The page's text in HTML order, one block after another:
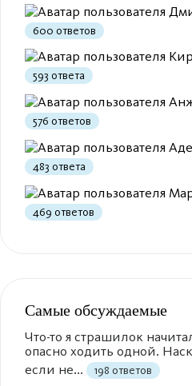
Полезно 1 Не очень
600 ответов
593 ответа
576 ответов
483 ответа
469 ответов
Самые обсуждаемые
Что-то я страшилок
опасно ходить одной.
если не...
198 ответов